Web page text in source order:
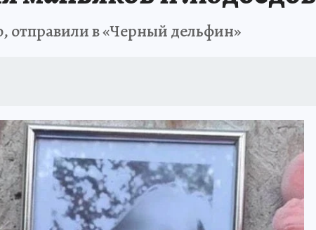
отправили в «Черный дельфин»